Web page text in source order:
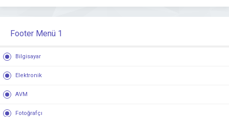
Footer Menü 1
Bilgisayar
Elektronik
AVM
Fotoğrafçı